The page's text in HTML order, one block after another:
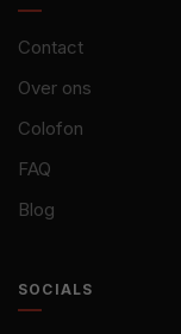
Contact
Over ons
Colofon
FAQ
Blog
SOCIALS